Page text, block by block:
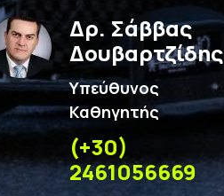
Δρ. Σάββας
Δουβαρτζίδης
Υπεύθυνος
Καθηγητής
(+30)
2461056669